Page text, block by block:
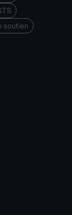
soutien